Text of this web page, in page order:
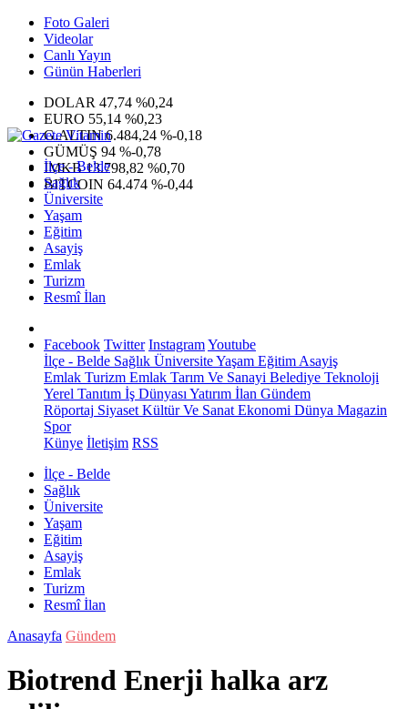
Foto Galeri
Videolar
Canlı Yayın
Günün Haberleri
DOLAR 47,74 %0,24
EURO 55,14 %0,23
G.ALTIN6.484,24 %-0,18
GÜMÜŞ 94 %-0,78
IMKB13.798,82 %0,70
BITCOIN 64.474 %-0,44
İlçe - Belde
Sağlık
Üniversite
Yaşam
Eğitim
Asayiş
Emlak
Turizm
Resmî İlan
Facebook Twitter InstagramYoutube
İlçe - Belde Sağlık ÜniversiteYaşam Eğitim Asayiş
Emlak Turizm Emlak Tarım Ve Sanayi Belediye Teknoloji
Yerel Tanıtım İş Dünyası Yatırım İlan Gündem
Röportaj Siyaset Kültür Ve Sanat Ekonomi Dünya Magazin
Spor
Künye İletişim RSS
İlçe - Belde
Sağlık
Üniversite
Yaşam
Eğitim
Asayiş
Emlak
Turizm
Resmî İlan
Anasayfa Gündem
Biotrend Enerji halka arz